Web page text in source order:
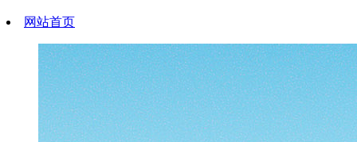
网站首页